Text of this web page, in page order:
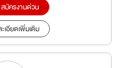
สมัครงานด่วน
เอียดเพิ่มเติม